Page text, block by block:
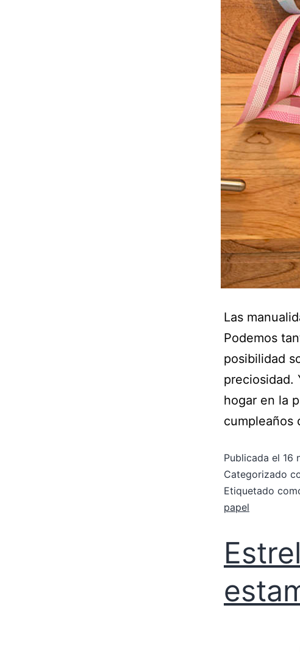
Las
Podemos
posibilidad
preciosidad.
hogar en la
cumpleaños
Publicada el 16
Categorizado
Etiquetado
papel